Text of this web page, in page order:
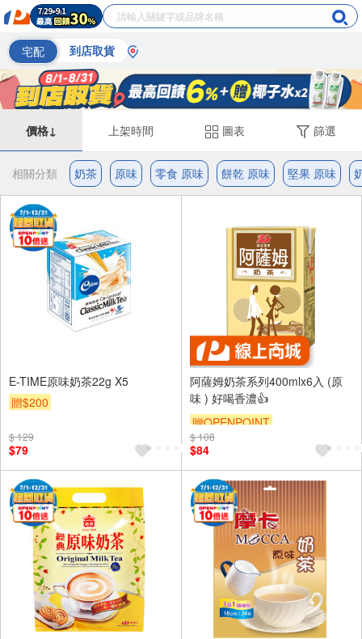
宅配 到店取貨
價格↓ 上架時間 圖表 篩選
相關分類 奶茶 原味 零食 原味 餅乾 原味 堅果 原味
E-TIME原味奶茶22g X5
贈$200
$ 129
$79
阿薩姆奶茶系列400mlx6入 (原
味 ) 好喝香濃👍
贈OPENPOINT
$ 108
$84